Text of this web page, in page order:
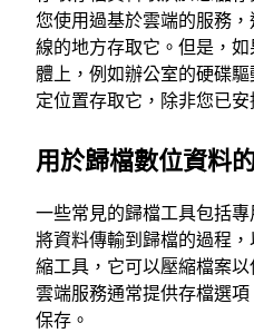
您使用過基於雲端的服務
線的地方存取它。但是，
體上，例如辦公室的硬碟
定位置存取它，除非您已
用於歸檔數位資料
一些常見的歸檔工具包括
將資料傳輸到歸檔的過程
縮工具，它可以壓縮檔案
雲端服務通常提供存檔選
保存。